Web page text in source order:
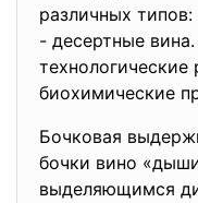
различных
- десертные
биохимические
Бочковая
бочки вино
выделяющимся